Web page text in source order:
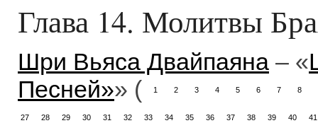
Глава 14. Молитвы
Шри Вьяса Двайпаяна – «
Песней»» ( 1 2 3 4 5 6 7 8
27 28 29 30 31 32 33 34 35 36 37 38 39 40 41